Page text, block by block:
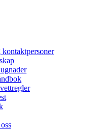
kontaktpersoner